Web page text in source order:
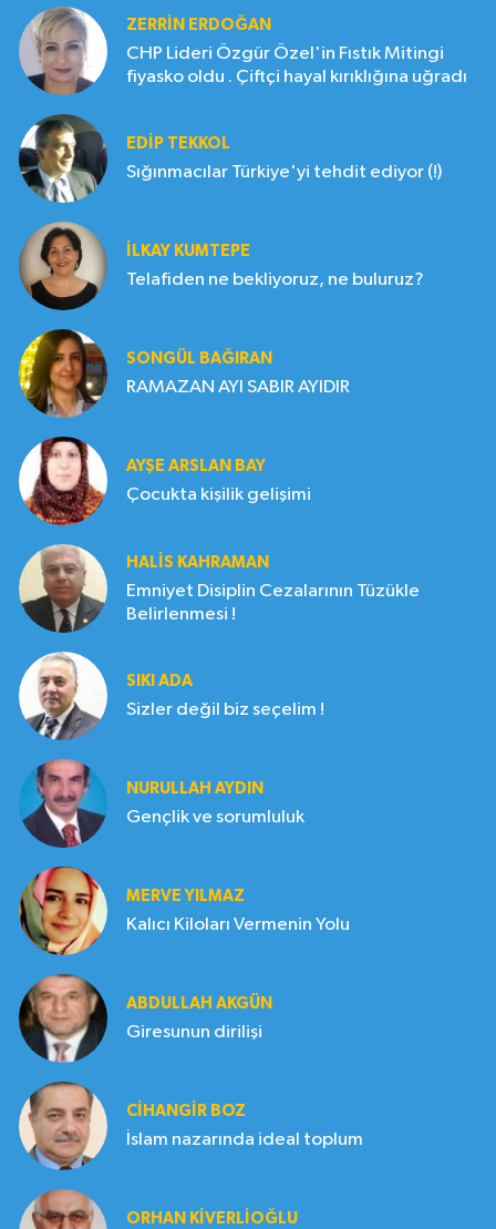
ZERRIN ERDOĞAN
CHP Lideri Özgür Özel'in Fıstık Mitingi
fiyasko oldu . Çiftçi hayal kırıklığına uğradı
EDIP TEKKOL
Sığınmacılar Türkiye'yi tehdit ediyor (!)
İLKAY KUMTEPE
Telafiden ne bekliyoruz, ne buluruz?
SONGÜL BAĞIRAN
RAMAZAN AYI SABIR AYIDIR
AYŞE ARSLAN BAY
Çocukta kişilik gelişimi
HALIS KAHRAMAN
Emniyet Disiplin Cezalarının Tüzükle
Belirlenmesi !
SIKI ADA
Sizler değil biz seçelim !
NURULLAH AYDIN
Gençlik ve sorumluluk
MERVE YILMAZ
Kalıcı Kiloları Vermenin Yolu
ABDULLAH AKGÜN
Giresunun dirilişi
CIHANGIR BOZ
İslam nazarında ideal toplum
ORHAN KIVERLIOĞLU